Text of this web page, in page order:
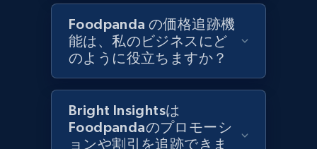
specified keywords
URL, Product id, Title, Product description,
Rating, Reviews count, Initial price, Discount,
and more.
Foodpanda の価格追跡機
能は、私のビジネスにど
のように役立ちますか？
Bright Insightsは
Foodpandaのプロモーシ
ョンや割引を追跡できま